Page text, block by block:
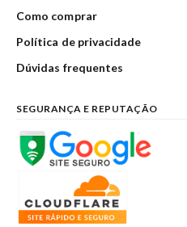
Como comprar
Política de privacidade
Dúvidas frequentes
SEGURANÇA E REPUTAÇÃO